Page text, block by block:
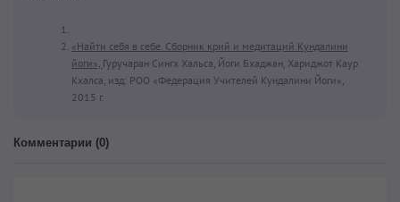
«Найти себя в себе. Сборник крий и медитаций Кундалини
йоги», Гуручаран Сингх Хальса, Йоги Бхаджан, Хариджот Каур
Кхалса, изд: РОО «Федерация Учителей Кундалини Йоги»,
2015 г.
Комментарии (0)